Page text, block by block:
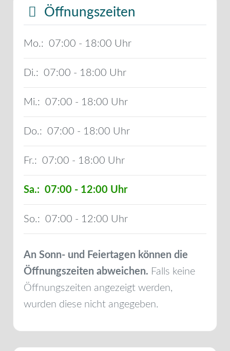
Öffnungszeiten
Mo.: 07:00 - 18:00
Di.: 07:00 - 18:00
Mi.: 07:00 - 18:00
Do.: 07:00 - 18:00
Fr.: 07:00 - 18:00
Sa.: 07:00 - 12:00
So.: 07:00 - 12:00
An Sonn- und Feiertagen können die
Öffnungszeiten abweichen. Falls keine
Öffnungszeiten angezeigt werden,
wurden diese nicht angegeben.